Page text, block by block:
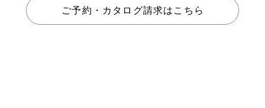
ご予約・カタログ請求はこちら